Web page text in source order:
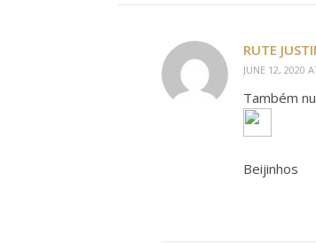
RUTE
JUNE 12, 2020
Também
Beijinhos